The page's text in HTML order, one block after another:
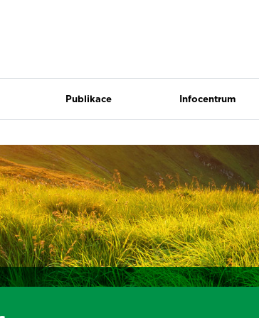
Publikace Infocentrum